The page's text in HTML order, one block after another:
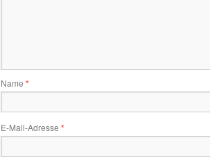
Name *
E-Mail-Adresse *